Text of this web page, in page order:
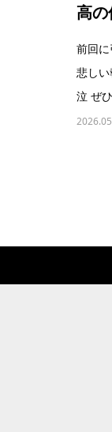
高の
前回に
悲し
泣 ぜ